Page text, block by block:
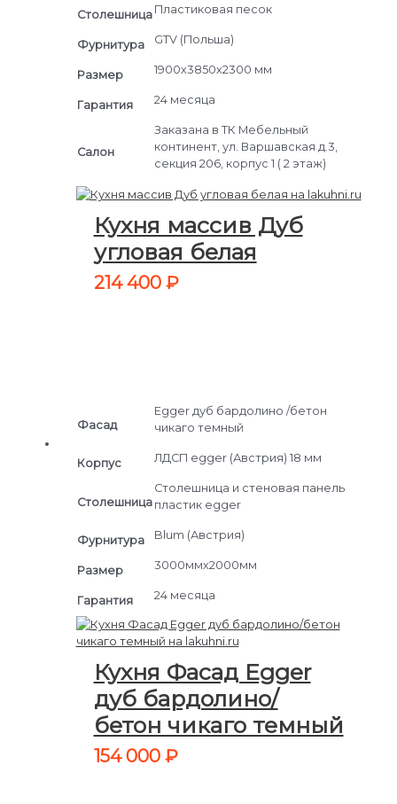
Столешница Пластиковая песок
Фурнитура GTV (Польша)
Размер 1900х3850х2300 мм
Гарантия 24 месяца
Салон
Заказана в ТК Мебельный
континент, ул. Варшавская д.3,
секция 206, корпус 1 ( 2 этаж)
Кухня массив Дуб
угловая белая
214 400 ₽
Фасад
Egger дуб бардолино /бетон
чикаго темный
Корпус ЛДСП egger (Австрия) 18 мм
Столешница
Столешница и стеновая панель
пластик egger
Фурнитура Blum (Австрия)
Размер 3000ммх2000мм
Гарантия 24 месяца
Кухня Фасад Egger
дуб бардолино/
бетон чикаго темный
154 000 ₽